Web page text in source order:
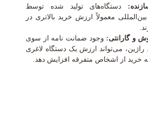
دستگاه‌های تولید شده توسط
معمولاً ارزش خرید بالاتری در
و گارانتی: وجود ضمانت نامه از سوی
راژین، می‌تواند ارزش یک دستگاه لاغری
خرید از اشخاص متفرقه افزایش دهد.